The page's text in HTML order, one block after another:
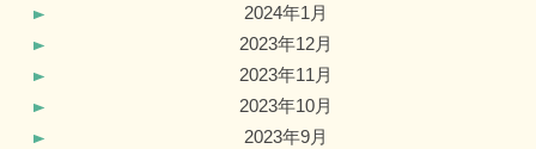
2024年1月
2023年12月
2023年11月
2023年10月
2023年9月